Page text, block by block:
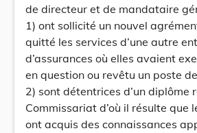
de directeur et de mandataire
1) ont sollicité un nouvel
quitté les services d’une autre
d’assurances où elles avaient
en question ou revêtu un poste
2) sont détentrices d’un diplôme
Commissariat d’où il résulte que
ont acquis des connaissances